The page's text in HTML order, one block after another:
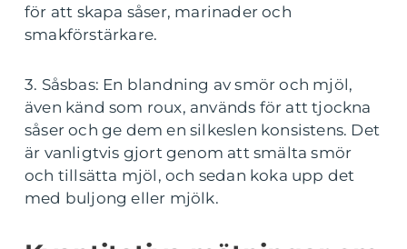
för att skapa såser, marinader och
smakförstärkare.
3. Såsbas: En blandning av smör och mjöl,
även känd som roux, används för att tjockna
såser och ge dem en silkeslen konsistens. Det
är vanligtvis gjort genom att smälta smör
och tillsätta mjöl, och sedan koka upp det
med buljong eller mjölk.